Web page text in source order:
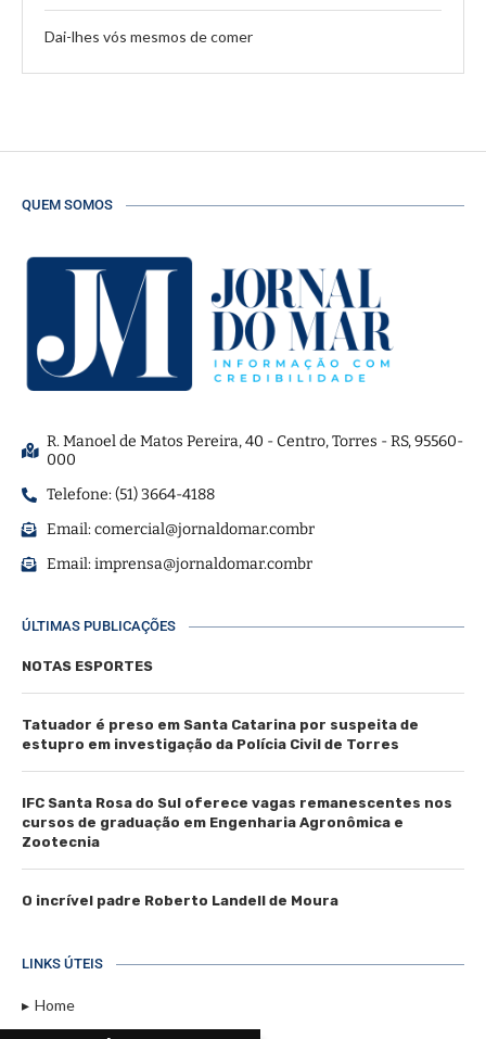
Dai-lhes vós mesmos de comer
QUEM SOMOS
R. Manoel de Matos Pereira, 40 - Centro, Torres - RS, 95560-
000
Telefone: (51) 3664-4188
Email:comercial@jornaldomar.combr
Email:imprensa@jornaldomar.combr
ÚLTIMAS PUBLICAÇÕES
NOTAS ESPORTES
Tatuador é preso em Santa Catarina por suspeita de
estupro em investigação da Polícia Civil de Torres
IFC Santa Rosa do Sul oferece vagas remanescentes nos
cursos de graduação em Engenharia Agronômica e
Zootecnia
O incrível padre Roberto Landell de Moura
LINKS ÚTEIS
Home